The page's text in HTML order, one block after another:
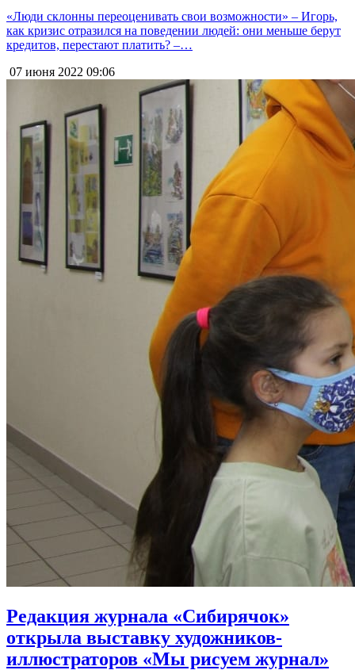
«Люди склонны переоценивать свои возможности» – Игорь,
как кризис отразился на поведении людей: они меньше берут
кредитов, перестают платить? –…
07 июня 2022 09:06
Редакция журнала «Сибирячок»
открыла выставку художников-
иллюстраторов «Мы рисуем журнал»